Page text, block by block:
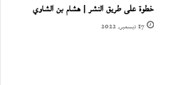
خطوة على طريق النشر | هشام بن الشاوي
17 ديسمبر، 2022